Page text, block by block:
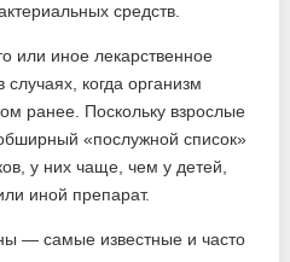
средств.
или иное лекарственное
случаях, когда организм
ранее. Поскольку взрослые
«послужной список»
у них чаще, чем у детей,
иной препарат.
— самые известные и часто